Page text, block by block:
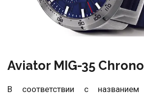
Aviator MIG-35
В соответствии с